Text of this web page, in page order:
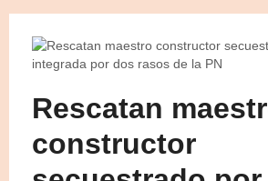
Rescatan
constructor